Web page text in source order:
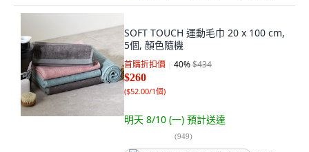
SOFT TOUCH 運動毛巾 20 x 100 cm,
5個, 顏色隨機
首購折扣價 40%$434
$260
($52.00/1個)
明天 8/10 (一) 預計送達
(949)